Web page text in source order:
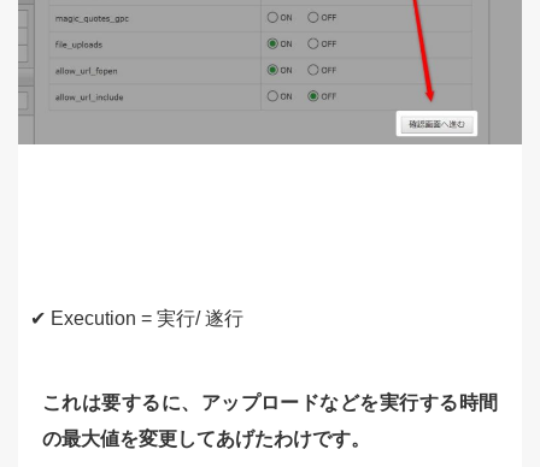
✔ Execution = 実行/ 遂行
これは要するに、アップロードなどを実行する時間
の最大値を変更してあげたわけです。